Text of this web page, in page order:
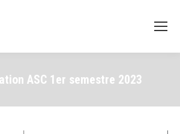
ASC 1er semestre 2023